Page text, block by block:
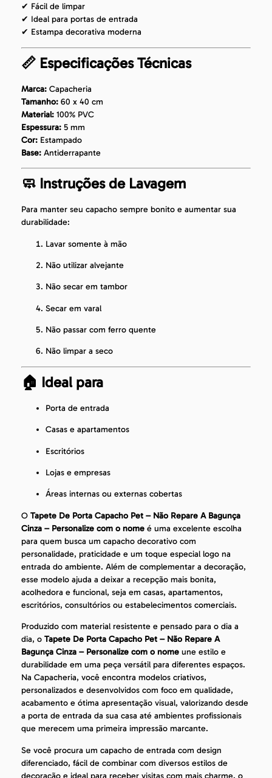
✔ Fácil de limpar
✔ Ideal para portas de entrada
✔ Estampa decorativa moderna
📏 Especificações Técnicas
Marca: Capacheria
Tamanho: 60 x 40 cm
Material: 100% PVC
Espessura: 5 mm
Cor: Estampado
Base: Antiderrapante
🧼 Instruções de Lavagem
Para manter seu capacho sempre bonito e aumentar sua
durabilidade:
Lavar somente à mão
Não utilizar alvejante
Não secar em tambor
Secar em varal
Não passar com ferro quente
Não limpar a seco
🏠 Ideal para
Porta de entrada
Casas e apartamentos
Escritórios
Lojas e empresas
Áreas internas ou externas cobertas
O Tapete De Porta Capacho Pet – Não Repare A Bagunça
Cinza – Personalize com o nome é uma excelente escolha
para quem busca um capacho decorativo com
personalidade, praticidade e um toque especial logo na
entrada do ambiente. Além de complementar a decoração,
esse modelo ajuda a deixar a recepção mais bonita,
acolhedora e funcional, seja em casas, apartamentos,
escritórios, consultórios ou estabelecimentos comerciais.
Produzido com material resistente e pensado para o dia a
dia, o Tapete De Porta Capacho Pet – Não Repare A
Bagunça Cinza – Personalize com o nome une estilo e
durabilidade em uma peça versátil para diferentes espaços.
Na Capacheria, você encontra modelos criativos,
personalizados e desenvolvidos com foco em qualidade,
acabamento e ótima apresentação visual, valorizando desde
a porta de entrada da sua casa até ambientes profissionais
que merecem uma primeira impressão marcante.
Se você procura um capacho de entrada com design
diferenciado, fácil de combinar com diversos estilos de
decoração e ideal para receber visitas com mais charme, o